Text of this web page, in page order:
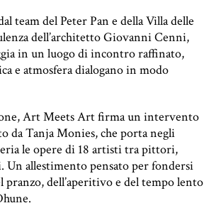
team del Peter Pan e della Villa delle
dell’architetto Giovanni Cenni,
in un luogo di incontro raffinato,
e atmosfera dialogano in modo
Art Meets Art firma un intervento
da Tanja Monies, che porta negli
le opere di 18 artisti tra pittori,
Un allestimento pensato per fondersi
pranzo, dell’aperitivo e del tempo lento